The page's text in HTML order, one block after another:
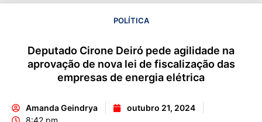
POLÍTICA
Deputado Cirone Deiró pede agilidade na
aprovação de nova lei de fiscalização das
empresas de energia elétrica
Amanda Geindrya
outubro 21, 2024
8:42 pm